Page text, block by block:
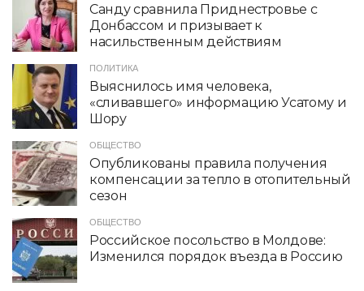
Санду сравнила Приднестровье с
Донбассом и призывает к
насильственным действиям
ПОЛИТИКА
Выяснилось имя человека,
«сливавшего» информацию Усатому и
Шору
ОБЩЕСТВО
Опубликованы правила получения
компенсации за тепло в отопительный
сезон
ОБЩЕСТВО
Российское посольство в Молдове:
Изменился порядок въезда в Россию